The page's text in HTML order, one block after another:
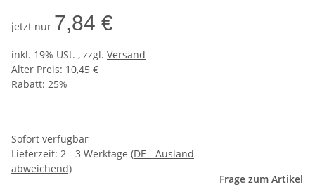
jetzt nur 7,84 €
inkl. 19% USt. , zzgl. Versand
Alter Preis: 10,45 €
Rabatt: 25%
Sofort verfügbar
Lieferzeit: 2 - 3 Werktage (DE - Ausland
abweichend)
Frage zum Artikel